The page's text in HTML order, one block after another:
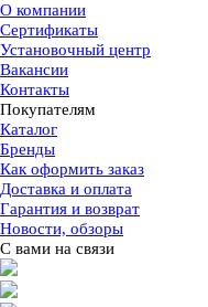
О компании
Сертификаты
Установочный центр
Вакансии
Контакты
Покупателям
Каталог
Бренды
Как оформить заказ
Доставка и оплата
Гарантия и возврат
Новости, обзоры
С вами на связи